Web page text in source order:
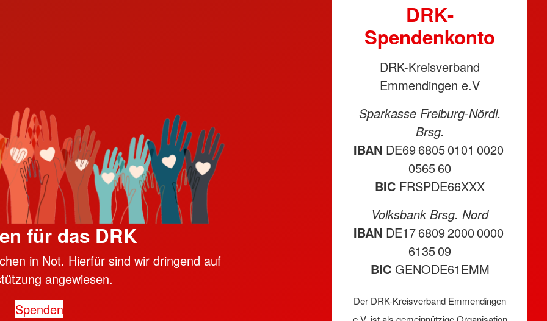
für das DRK
in Not. Hierfür sind wir dringend auf
angewiesen.
Spenden
DRK-
Spendenkonto
DRK-Kreisverband
Emmendingen e.V
Sparkasse Freiburg-Nördl.
Brsg.
IBAN DE69 6805 0101 0020
0565 60
BIC FRSPDE66XXX
Volksbank Brsg. Nord
IBAN DE17 6809 2000 0000
6135 09
BICGENODE61EMM
Der DRK-Kreisverband Emmendingen